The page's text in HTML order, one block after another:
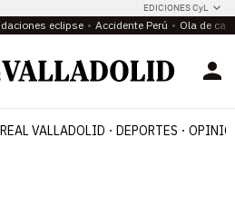
EDICIONES CyL
eclipse Accidente Perú Ola de
REAL VALLADOLID DEPORTES